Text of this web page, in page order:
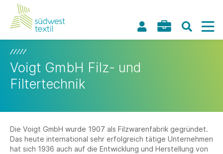
Voigt GmbH Filz- und
Filtertechnik
Die Voigt GmbH wurde 1907 als Filzwarenfabrik gegründet.
Das heute international sehr erfolgreich tätige Unternehmen
hat sich 1936 auch auf die Entwicklung und Herstellung von